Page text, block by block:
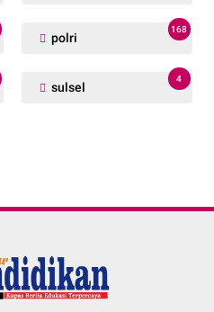
polri
168
sulsel
4